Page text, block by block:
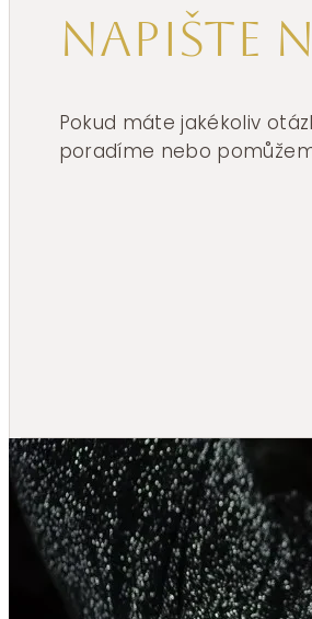
Napište
Pokud máte jakékoliv
poradíme nebo